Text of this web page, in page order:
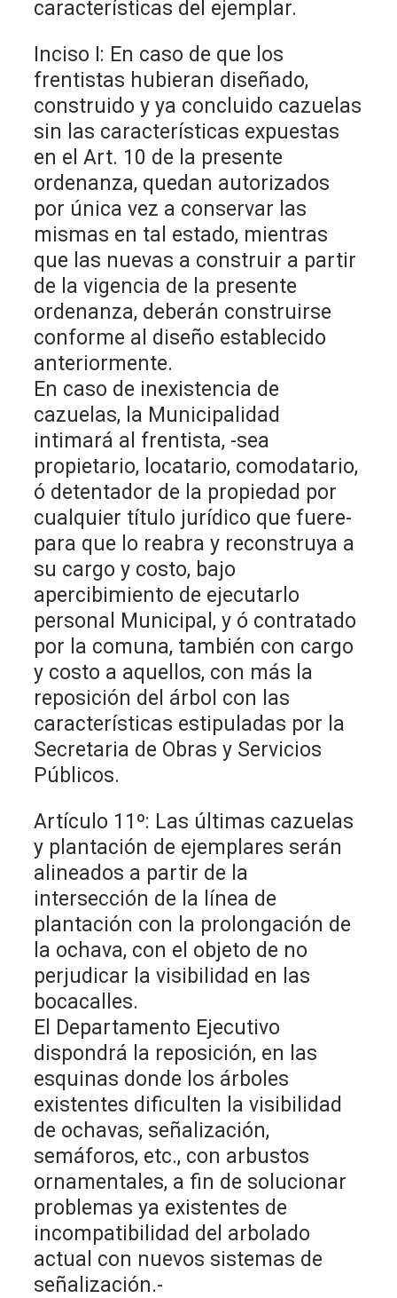
características del ejemplar.
Inciso I: En caso de que los
frentistas hubieran diseñado,
construido y ya concluido cazuelas
sin las características expuestas
en el Art. 10 de la presente
ordenanza, quedan autorizados
por única vez a conservar las
mismas en tal estado, mientras
que las nuevas a construir a partir
de la vigencia de la presente
ordenanza, deberán construirse
conforme al diseño establecido
anteriormente.
En caso de inexistencia de
cazuelas, la Municipalidad
intimará al frentista, -sea
propietario, locatario, comodatario,
ó detentador de la propiedad por
cualquier título jurídico que fuere-
para que lo reabra y reconstruya a
su cargo y costo, bajo
apercibimiento de ejecutarlo
personal Municipal, y ó contratado
por la comuna, también con cargo
y costo a aquellos, con más la
reposición del árbol con las
características estipuladas por la
Secretaria de Obras y Servicios
Públicos.
Artículo 11º: Las últimas cazuelas
y plantación de ejemplares serán
alineados a partir de la
intersección de la línea de
plantación con la prolongación de
la ochava, con el objeto de no
perjudicar la visibilidad en las
bocacalles.
El Departamento Ejecutivo
dispondrá la reposición, en las
esquinas donde los árboles
existentes dificulten la visibilidad
de ochavas, señalización,
semáforos, etc., con arbustos
ornamentales, a fin de solucionar
problemas ya existentes de
incompatibilidad del arbolado
actual con nuevos sistemas de
señalización.-